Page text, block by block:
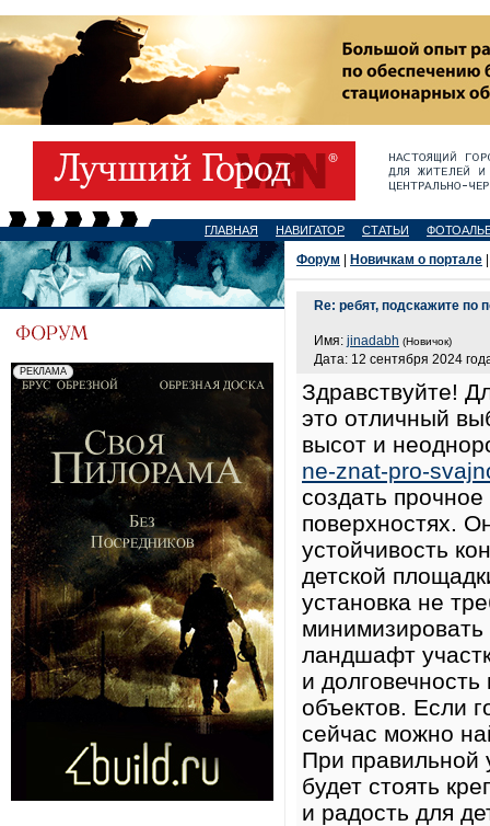
ГЛАВНАЯ НАВИГАТОР СТАТЬИ
Форум Новичкам о портале
Re: ребят, подскажите по
Имя: jinadabh (Новичок)
Дата: 12 сентября 2024
Здравствуйте!
это отличный
высот и
ne-znat-pro-
создать
поверхностях.
устойчивость
детской
установка не
ландшафт
и
объектов. Если
сейчас можно
При правильной
будет стоять
и радость для